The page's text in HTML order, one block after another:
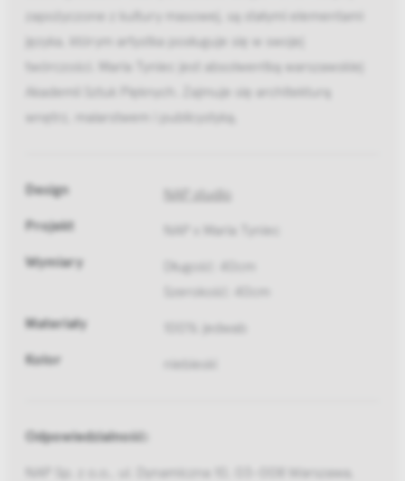
zapożyczone z kultury masowej, są stałymi elementami
języka, którym artystka posługuje się w swojej
twórczości. Maria Tyniec jest absolwentką warszawskiej
Akademii Sztuk Pięknych. Zajmuje się architekturą
wnętrz, malarstwem i publicystyką.
Design NAP studio
Projekt NAP x Maria Tyniec
Wymiary
Długość: 40cm
Szerokość: 40cm
Materiały 100% jedwab
Kolor niebieski
Odpowiedzialność:
NAP Sp. z o.o., ul. Dynamiczna 10, 03-008 Warszawa,